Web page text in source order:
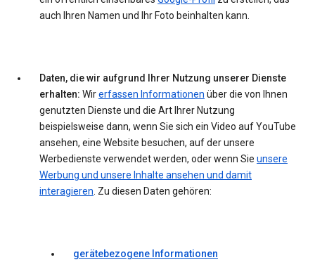
auch Ihren Namen und Ihr Foto beinhalten kann.
Daten, die wir aufgrund Ihrer Nutzung unserer Dienste
erhalten: Wirerfassen Informationen über die von Ihnen
genutzten Dienste und die Art Ihrer Nutzung
beispielsweise dann, wenn Sie sich ein Video auf YouTube
ansehen, eine Website besuchen, auf der unsere
Werbedienste verwendet werden, oder wenn Sie unsere
Werbung und unsere Inhalte ansehen und damit
interagieren. Zu diesen Daten gehören:
gerätebezogene Informationen